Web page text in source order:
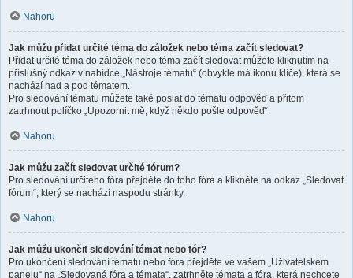
Nahoru
Jak můžu přidat určité téma do záložek nebo téma začít sledovat?
Přidat určité téma do záložek nebo téma začít sledovat můžete kliknutím na
příslušný odkaz v nabídce „Nástroje tématu“ (obvykle má ikonu klíče), která se
nachází nad a pod tématem.
Pro sledování tématu můžete také poslat do tématu odpověď a přitom
zatrhnout políčko „Upozornit mě, když někdo pošle odpověď“.
Nahoru
Jak můžu začít sledovat určité fórum?
Pro sledování určitého fóra přejděte do toho fóra a klikněte na odkaz „Sledovat
fórum“, který se nachází naspodu stránky.
Nahoru
Jak můžu ukončit sledování témat nebo fór?
Pro ukončení sledování tématu nebo fóra přejděte ve vašem „Uživatelském
panelu“ na „Sledovaná fóra a témata“, zatrhněte témata a fóra, která nechcete